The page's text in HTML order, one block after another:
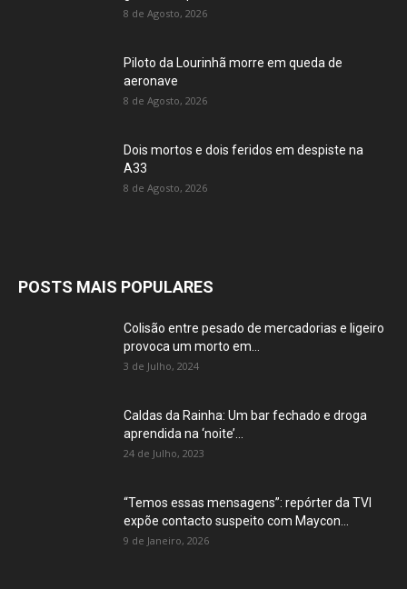
8 de Agosto, 2026
Piloto da Lourinhã morre em queda de
aeronave
8 de Agosto, 2026
Dois mortos e dois feridos em despiste na
A33
8 de Agosto, 2026
POSTS MAIS POPULARES
Colisão entre pesado de mercadorias e ligeiro
provoca um morto em...
3 de Julho, 2024
Caldas da Rainha: Um bar fechado e droga
aprendida na ‘noite’...
24 de Julho, 2023
“Temos essas mensagens”: repórter da TVI
expõe contacto suspeito com Maycon...
9 de Janeiro, 2026